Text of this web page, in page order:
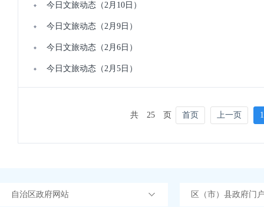
今日文旅动态（2月10日）
今日文旅动态（2月9日）
今日文旅动态（2月6日）
今日文旅动态（2月5日）
共 25 页 首页 上一页 1
自治区政府网站 区（市）县政府门